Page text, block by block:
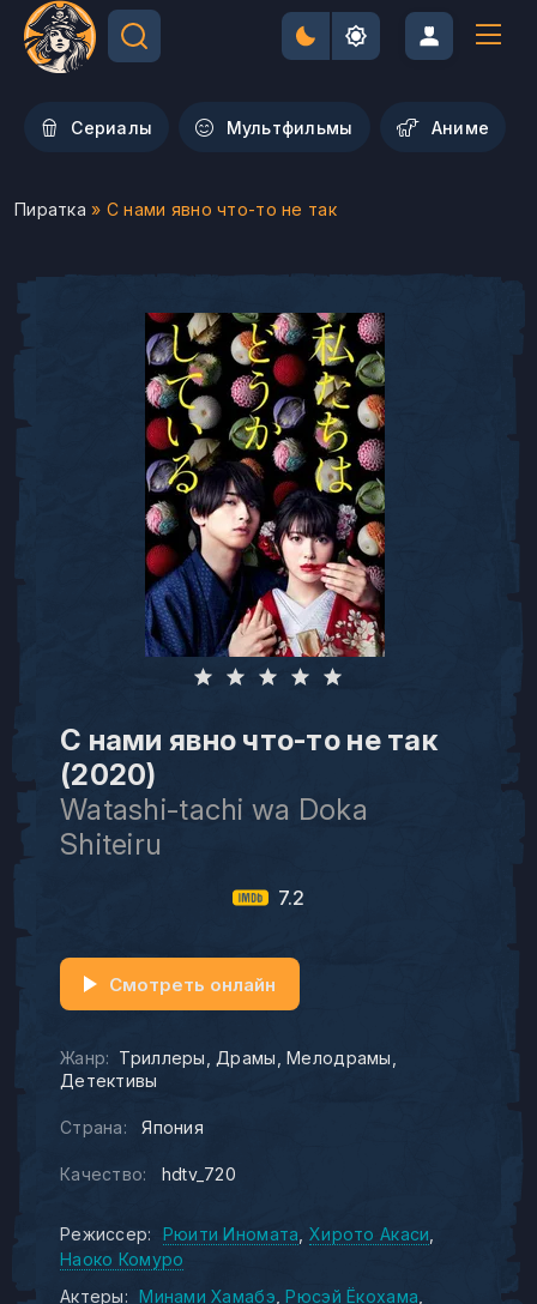
Сериалы Мультфильмы Aниме
Пиратка » С нами явно что-то не так
С нами явно что-то не так
(2020)
Watashi-tachi wa Doka
Shiteiru
7.2
Жанр: Триллеры Драмы Мелодрамы
Детективы
Страна: Япония
Качество: hdtv_720
Смотреть онлайн
Режиссер: Рюити Иномата Хирото Акаси
Наоко Комуро
Актеры:
Минами Хамабэ Рюсэй Ёкохама